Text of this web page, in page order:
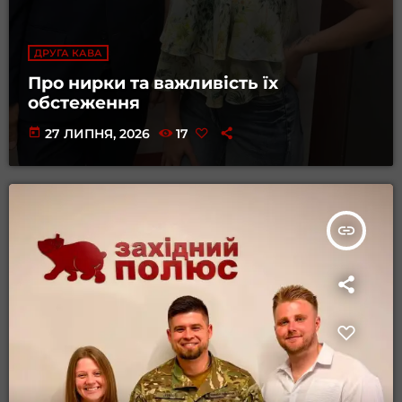
ДРУГА КАВА
Про нирки та важливість їх
обстеження
today 27 ЛИПНЯ, 2026 17
insert_link